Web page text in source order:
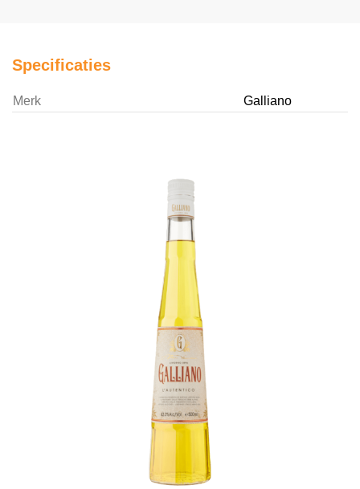
Specificaties
Merk Galliano